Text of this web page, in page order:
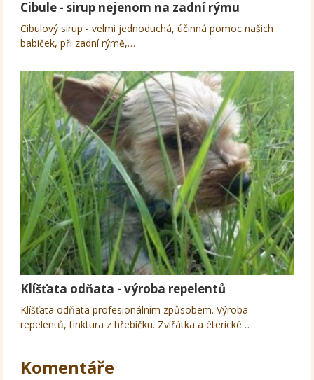
Cibule - sirup nejenom na zadní rýmu
Cibulový sirup - velmi jednoduchá, účinná pomoc našich
babiček, při zadní rýmě,…
Klíšťata odňata - výroba repelentů
Klíšťata odňata profesionálním způsobem. Výroba
repelentů, tinktura z hřebíčku. Zvířátka a éterické…
Komentáře